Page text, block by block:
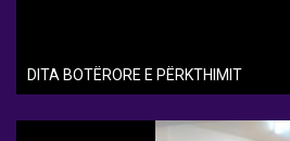
DITA BOTËRORE E PËRKTHIMIT